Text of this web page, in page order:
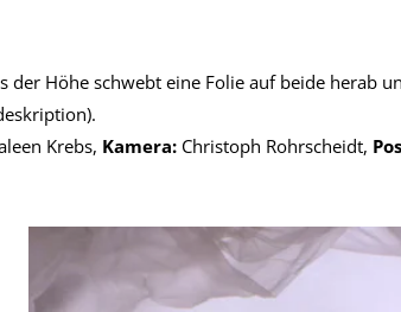
der Höhe schwebt eine Folie auf beide herab
Krebs, Kamera: Christoph Rohrscheidt,